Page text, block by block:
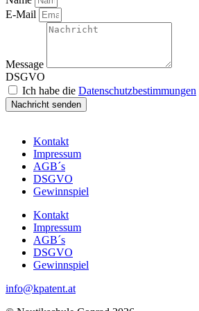
E-Mail
Message
DSGVO
Ich habe die Datenschutzbestimmungen
Nachricht senden
Kontakt
Impressum
AGB´s
DSGVO
Gewinnspiel
Kontakt
Impressum
AGB´s
DSGVO
Gewinnspiel
info@kpatent.at